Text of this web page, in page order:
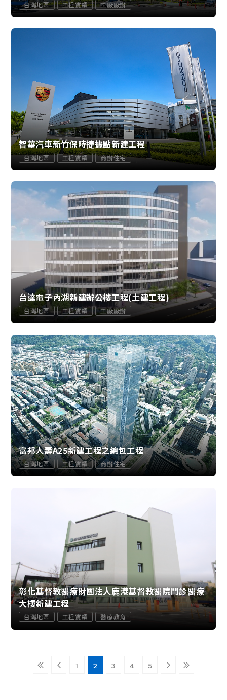
台灣地區 工程實績 工廠廠辦
智華汽車新竹保時捷據點新建工程
台灣地區 工程實績 商辦住宅
台達電子內湖新建辦公樓工程(土建工程)
台灣地區 工程實績 工廠廠辦
富邦人壽A25新建工程之總包工程
台灣地區 工程實績 商辦住宅
彰化基督教醫療財團法人鹿港基督教醫院門診醫療
大樓新建工程
台灣地區 工程實績 醫療教育
1 2 3 4 5